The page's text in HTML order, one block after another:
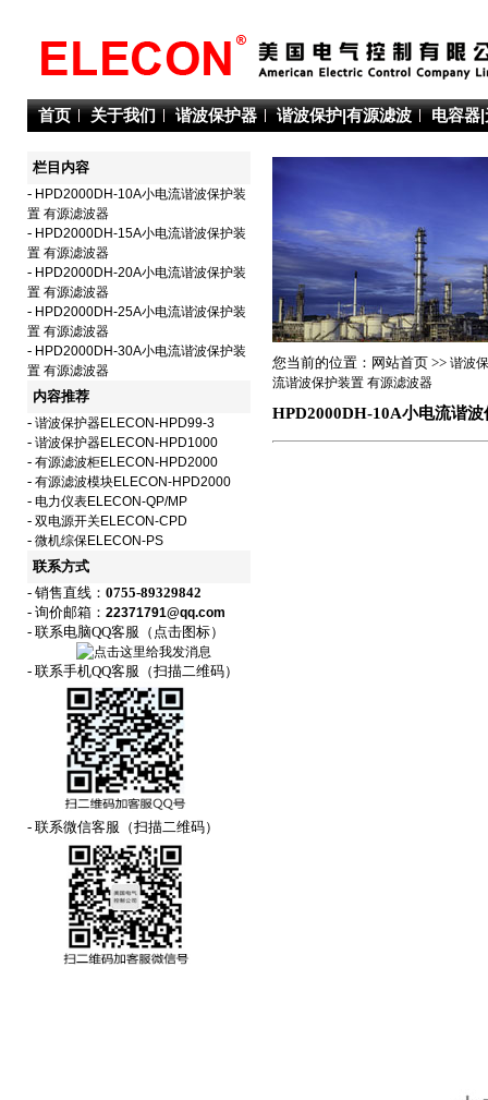
首页 关于我们 谐波保护器 谐波保护|有源滤波 电容器
栏目内容
- HPD2000DH-10A小电流谐波保护装
置 有源滤波器
- HPD2000DH-15A小电流谐波保护装
置 有源滤波器
- HPD2000DH-20A小电流谐波保护装
置 有源滤波器
- HPD2000DH-25A小电流谐波保护装
置 有源滤波器
- HPD2000DH-30A小电流谐波保护装
置 有源滤波器
内容推荐
- 谐波保护器ELECON-HPD99-3
- 谐波保护器ELECON-HPD1000
- 有源滤波柜ELECON-HPD2000
- 有源滤波模块ELECON-HPD2000
- 电力仪表ELECON-QP/MP
- 双电源开关ELECON-CPD
- 微机综保ELECON-PS
联系方式
- 销售直线： 0755-89329842
- 询价邮箱： 22371791@qq.com
- 联系电脑QQ客服（点击图标）
- 联系手机QQ客服（扫描二维码）
- 联系微信客服（扫描二维码）
您当前的位置：网站首页 >> 谐波
流谐波保护装置 有源滤波器
HPD2000DH-10A小电流谐